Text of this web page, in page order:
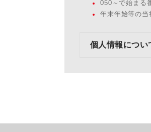
050～で始まる
年末年始等の当
個人情報につい